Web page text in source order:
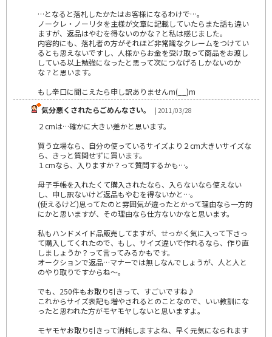
…となると落札したかたはお客様になるわけで…。
ノークレ・ノーリタを主様が文章に記載していたらまた話も違い
ますが、返品はやむを得ないのかな？と私は感じました。
内容的にも、落札者の方がそれほど非常識なクレームをつけてい
るとも思えないですし、人様からお金を受け取って商品をお渡し
している以上勉強になったと思って次につなげるしかないのか
な？と思います。
もし辛口に聞こえたら申し訳ありませんm(__)m
気分悪くされたらごめんなさい。
| 2011/03/28
２cmは…確かに大きい差かと思います。
買う立場なら、自分の使っているサイズより２cm大きいサイズな
ら、きっと質問せずに買います。
１cmなら、入りますか？って質問するかも…。
母子手帳を入れたくて購入されたなら、入らないなら使えない
し、申し訳ないけど返品もやむを得ないかと…。
(使えるけど)思ってたのと雰囲気が違ったとかって理由なら一方的
にかと思いますが、その理由なら仕方ないかなと思います。
私もハンドメイド品販売してますが、せっかく気に入って下さっ
て購入してくれたので、もし、サイズ違いで作れるなら、作り直
しましょうか？って言ってみるかもです。
オークションで返品…マナーでは無しなんでしょうが、人と人と
のやり取りですからね～。
でも、250件もお取り引きって、すごいですね♪
これからサイズ表記も増やされるとのことなので、いい教訓にな
ったと思われた方がモヤモヤしないと思いますよ。
モヤモヤお取り引きって消耗しますよね、早く元気になられます